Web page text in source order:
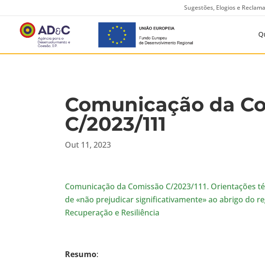
Sugestões, Elogios e
Comunicação da
C/2023/111
Out 11, 2023
Comunicação da Comissão C/2023/111. Orientações
de «não prejudicar significativamente» ao abrigo do
Recuperação e Resiliência
Resumo: